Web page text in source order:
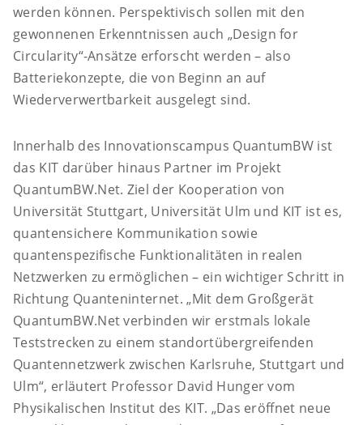
werden können. Perspektivisch sollen mit den
gewonnenen Erkenntnissen auch „Design for
Circularity“-Ansätze erforscht werden – also
Batteriekonzepte, die von Beginn an auf
Wiederverwertbarkeit ausgelegt sind.
Innerhalb des Innovationscampus QuantumBW ist
das KIT darüber hinaus Partner im Projekt
QuantumBW.Net. Ziel der Kooperation von
Universität Stuttgart, Universität Ulm und KIT ist es,
quantensichere Kommunikation sowie
quantenspezifische Funktionalitäten in realen
Netzwerken zu ermöglichen – ein wichtiger Schritt in
Richtung Quanteninternet. „Mit dem Großgerät
QuantumBW.Net verbinden wir erstmals lokale
Teststrecken zu einem standortübergreifenden
Quantennetzwerk zwischen Karlsruhe, Stuttgart und
Ulm“, erläutert Professor David Hunger vom
Physikalischen Institut des KIT. „Das eröffnet neue